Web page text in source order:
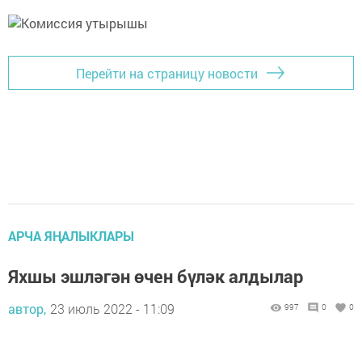
Перейти на страницу новости
АРЧА ЯҢАЛЫКЛАРЫ
Яхшы эшләгән өчен бүләк алдылар
автор, 23 июль 2022 - 11:09 997 0 0